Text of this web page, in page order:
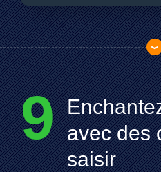
9 avec des
saisir